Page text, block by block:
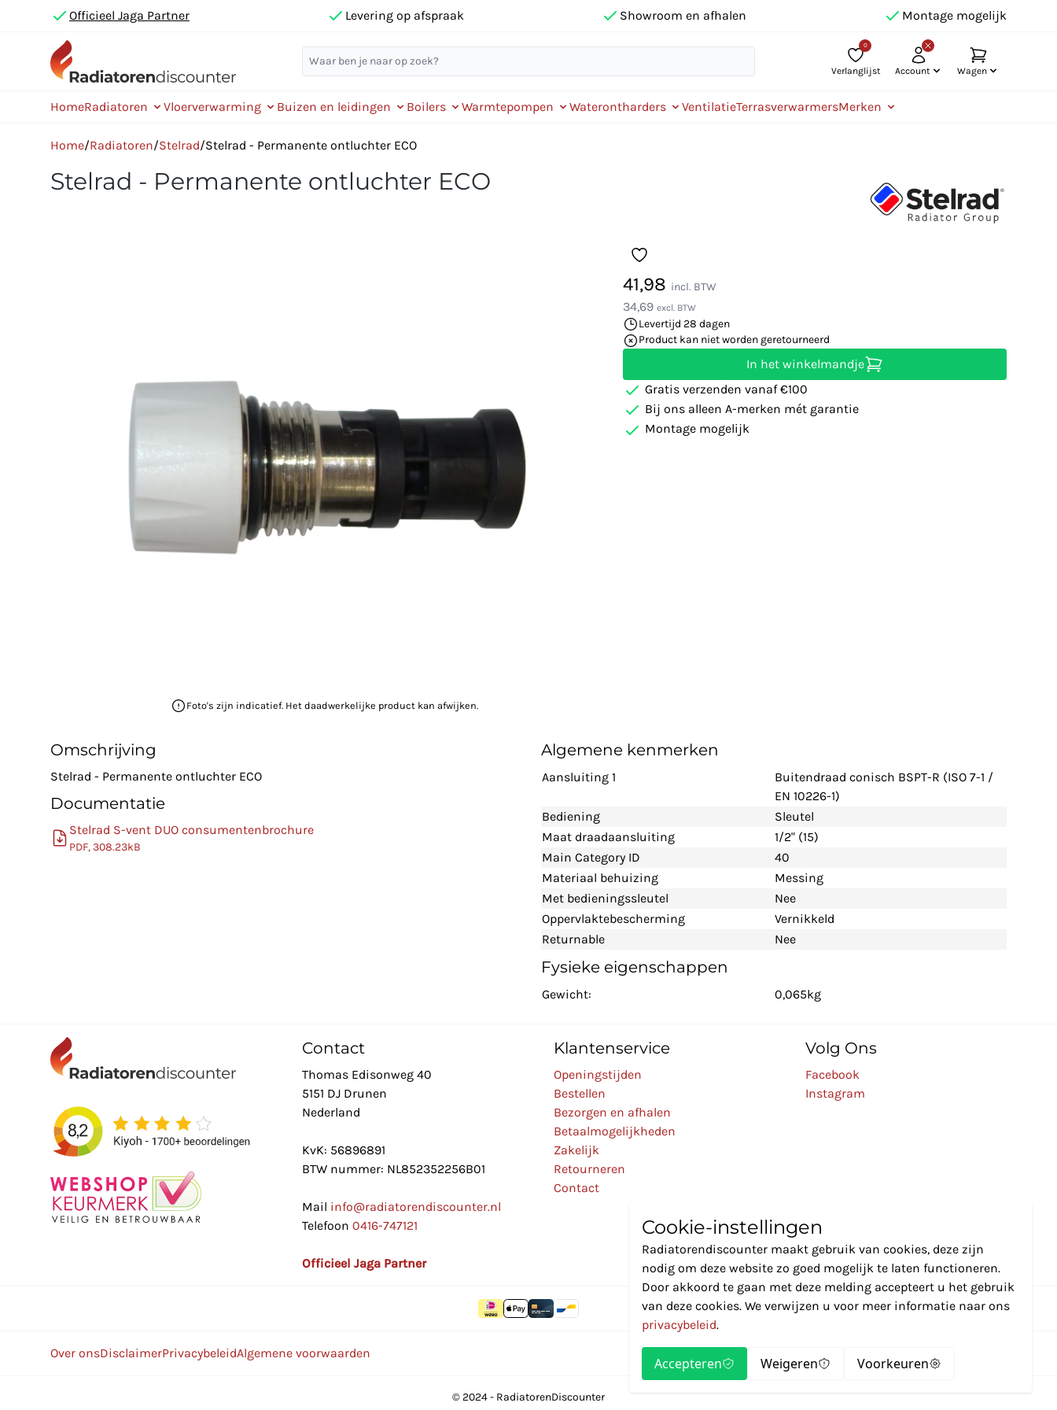
Officieel Jaga Partner Levering op afspraak Showroom en afhalen Montage mogelijk
0
Verlanglijst Account Wagen
HomeRadiatoren Vloerverwarming Buizen en leidingen Boilers Warmtepompen Waterontharders VentilatieTerrasverwarmersMerken
Home/Radiatoren/Stelrad/Stelrad - Permanente ontluchter ECO
Stelrad - Permanente ontluchter ECO
Foto's zijn indicatief. Het daadwerkelijke product kan afwijken.
41,98 incl. BTW
34,69 excl. BTW
Levertijd 28 dagen
Product kan niet worden geretourneerd
In het winkelmandje
Gratis verzenden vanaf €100
Bij ons alleen A-merken mét garantie
Montage mogelijk
Omschrijving
Stelrad - Permanente ontluchter ECO
Documentatie
Stelrad S-vent DUO consumentenbrochure
PDF, 308.23kB
Algemene kenmerken
Aansluiting 1
Buitendraad conisch BSPT-R (ISO 7-1 /
EN 10226-1)
Bediening
Sleutel
Maat draadaansluiting
1/2" (15)
Main Category ID
40
Materiaal behuizing
Messing
Met bedieningssleutel
Nee
Oppervlaktebescherming
Vernikkeld
Returnable
Nee
Fysieke eigenschappen
Gewicht: 0,065kg
Contact
Thomas Edisonweg 40
5151 DJ Drunen
Nederland
KvK: 56896891
BTW nummer: NL852352256B01
Mail info@radiatorendiscounter.nl
Telefoon 0416-747121
Officieel Jaga Partner
Klantenservice
Openingstijden
Bestellen
Bezorgen en afhalen
Betaalmogelijkheden
Zakelijk
Retourneren
Contact
Volg Ons
Facebook
Instagram
Over onsDisclaimerPrivacybeleidAlgemene voorwaarden
© 2024 - RadiatorenDiscounter
Cookie-instellingen
Radiatorendiscounter maakt gebruik van cookies, deze zijn
nodig om deze website zo goed mogelijk te laten functioneren.
Door akkoord te gaan met deze melding accepteert u het gebruik
van deze cookies. We verwijzen u voor meer informatie naar ons
privacybeleid.
Accepteren Weigeren Voorkeuren